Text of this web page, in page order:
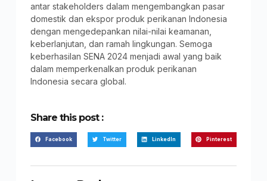
antar stakeholders dalam mengembangkan pasar
domestik dan ekspor produk perikanan Indonesia
dengan mengedepankan nilai-nilai keamanan,
keberlanjutan, dan ramah lingkungan. Semoga
keberhasilan SENA 2024 menjadi awal yang baik
dalam memperkenalkan produk perikanan
Indonesia secara global.
Share this post :
Facebook Twitter LinkedIn Pinterest